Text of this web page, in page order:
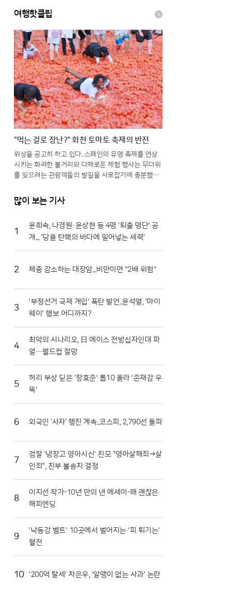
여행핫클립
"먹는 걸로 장난?" 화천 토마토 축제의 반전
위상을 공고히 하고 있다. 스페인의 유명 축제를 연상
시키는 화려한 볼거리와 다채로운 체험 행사는 무더위
를 잊으려는 관광객들의 발길을 사로잡기에 충분했다.
공간을 확장하는 등 방문객 편의를 위한 과감한 변화를
시도해 긍정적인 반응을 얻고 있다.일각에서는 멀쩡한
도 하지만, 그 내막을 들여다보면 철저한 상생의 논리
가 숨어 있다. 축제에 사용되는 토마토는 상품성이 떨
운 수익원을 제공하고, 축제가 끝난 뒤에는 으깨진 잔
이 축제의 주인공이 되고 다시 땅으로 돌아가는 선순환
구조를 완성한 셈이다.축제의 백미는 단연 '황금반지를
찾아라' 프로그램이다. 수만 개의 토마토가 채워진 풀
범벅이 된 채 환호하는 모습은 화천토마토축제만의 독
특한 풍경이다. 단순히 반지를 찾는 재미를 넘어, 지역
로 체감할 수 있다는 점에서 브랜드 홍보 효과도 톡톡
히 누리고 있다.기업과 지역 사회가 함께하는 나눔의
장도 마련됐다. 최근 열린 '천인의 식탁' 행사에서는 대
형 솥에서 조리된 파스타를 수많은 참가자가 함께 나누
즐기는 행사를 넘어 민·관·군이 협력하는 화합의 장임
마 구역은 연령대에 상관없이 모든 방문객이 만족할 수
있는 구성을 갖췄다.마켓전시존에서는 화악산 고랭지
게 구매하려는 이들로 북새통을 이뤘다. 화천 토마토는
일교차가 큰 지역적 특성 덕분에 당도가 높고 저장성이
뛰어나 소비자들 사이에서 신뢰가 두텁다. 축제 현장에
서 맛본 즐거움이 실제 구매로 이어지면서 지역 경제
활성화에도 실질적인 기여를 하고 있다. 현장 관계자들
은 이번 축제가 단순한 일회성 행사를 넘어 화천의 농
점검에 총력을 기울여 방문객들이 쾌적하게 축제를 즐
길 수 있도록 지원할 방침이다. 야간에는 군악대 공연
많이 보는 기사
1
윤희숙, 나경원·윤상현 등 4명 '퇴출 명단' 공
개... '당을 탄핵의 바다에 밀어넣는 세력'
2 체중 감소하는 대장암...비만이면 "2배 위험"
3
'부정선거 국제 개입' 폭탄 발언..윤석열, '마이
웨이' 행보 어디까지?
4
최악의 시나리오, 日 에이스 전방십자인대 파
열…월드컵 절망
5
허리 부상 딛은 '장효준' 톱10 올라 '존재감 우
뚝'
6 외국인 ‘사자’ 행진 계속..코스피, 2,790선 돌파
7
검찰 '냉장고 영아시신' 친모 "영아살해죄→살
인죄", 친부 불송치 결정
8
이지선 작가-10년 만의 낸 에세이-꽤 괜찮은
해피엔딩
9
'낙동강 벨트' 10곳에서 벌어지는 '피 튀기는'
혈전
10 '200억 탈세' 차은우, '알맹이 없는 사과' 논란